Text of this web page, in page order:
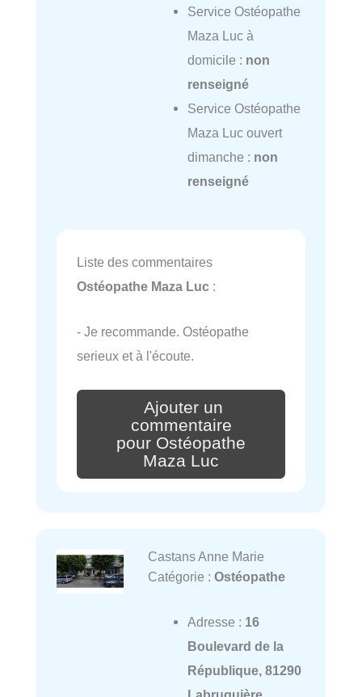
Service Ostéopathe
Maza Luc à
domicile : non
renseigné
Service Ostéopathe
Maza Luc ouvert
dimanche : non
renseigné
Liste des commentaires
Ostéopathe Maza Luc :
- Je recommande. Ostéopathe
serieux et à l'écoute.
Ajouter un
commentaire
pour Ostéopathe
Maza Luc
Castans Anne Marie
Catégorie : Ostéopathe
Adresse : 16
Boulevard de la
République, 81290